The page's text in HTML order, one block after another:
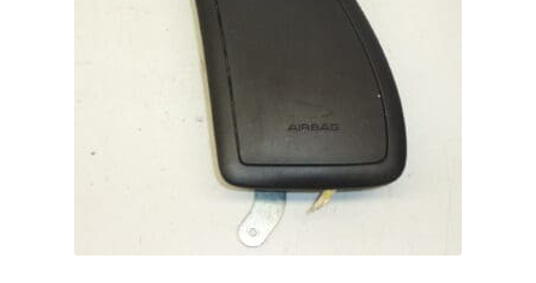
Politique de confidentialité
Procédure de Réclamation